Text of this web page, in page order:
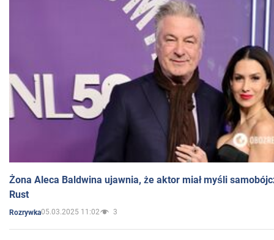
Żona Aleca Baldwina ujawnia, że aktor miał myśli
Rust
Rozrywka05.03.2025 11:02 3